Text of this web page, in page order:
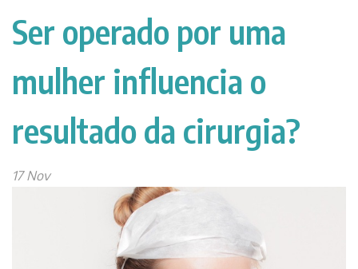
Ser operado por uma
mulher influencia o
resultado da cirurgia?
17 Nov